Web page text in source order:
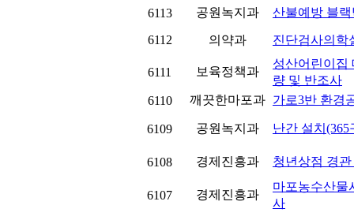
6113
공원녹지과 산불예방 블
6112 의약과 진단검사의학
6111 보육정책과
성산어린이집
량 및 반조사
6110
깨끗한마포과 가로3반 환경
6109 공원녹지과 난간 설치
6108 경제진흥과 청년상점 경
6107 경제진흥과
마포농수산물
사